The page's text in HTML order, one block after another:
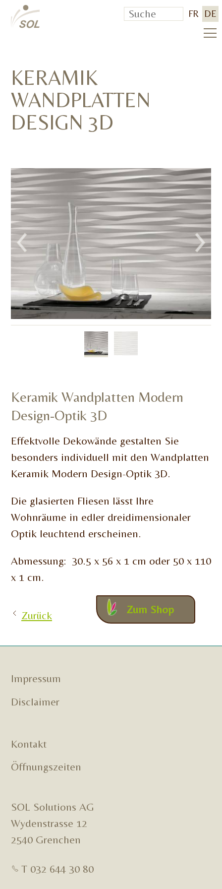
FR DE
KERAMIK
WANDPLATTEN
DESIGN 3D
Zum Shop
Keramik Wandplatten Modern
Design-Optik 3D
Effektvolle Dekowände gestalten Sie
besonders individuell mit den Wandplatten
Keramik Modern Design-Optik 3D.
Die glasierten Fliesen lässt Ihre
Wohnräume in edler dreidimensionaler
Optik leuchtend erscheinen.
Abmessung: 30.5 x 56 x 1 cm oder 50 x 110
x 1 cm.
Zurück
Impressum
Disclaimer
Kontakt
Öffnungszeiten
SOL Solutions AG
Wydenstrasse 12
2540 Grenchen
T 032 644 30 80